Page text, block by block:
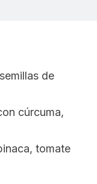
de
cúrcuma,
tomate